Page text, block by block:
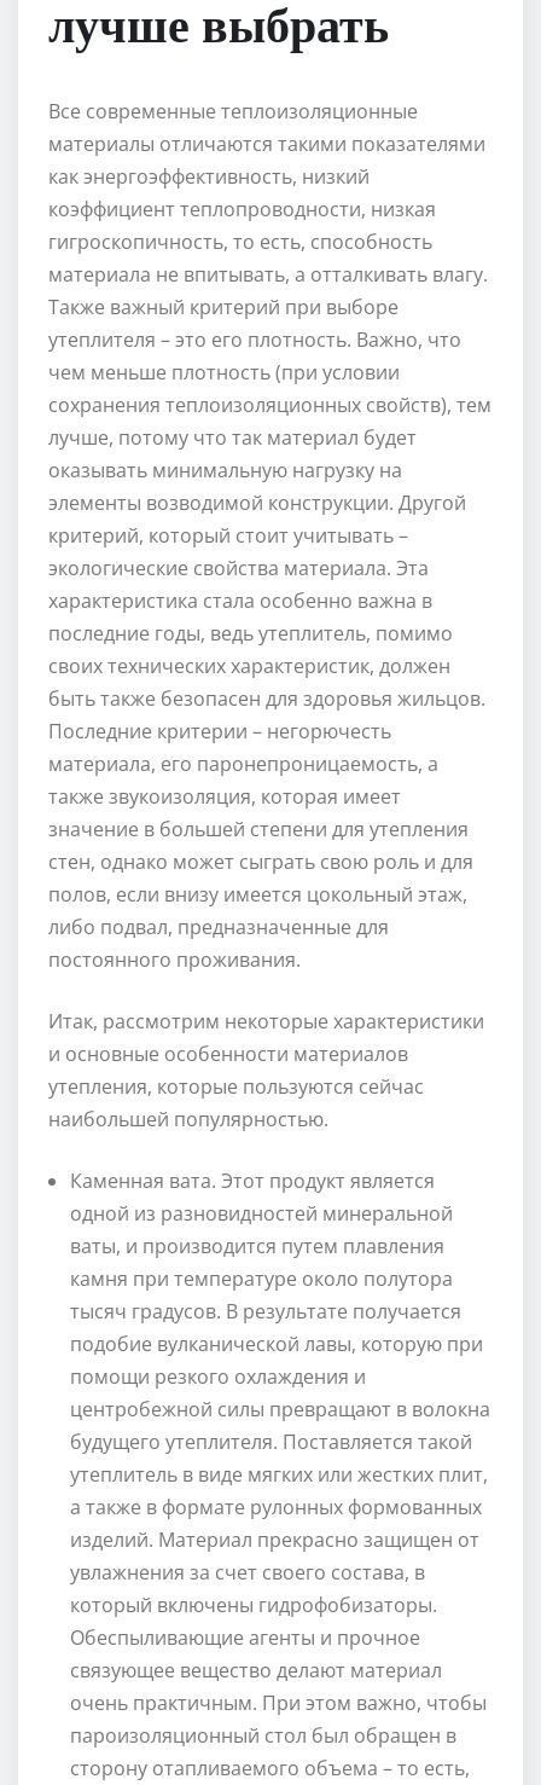
лучше выбрать
Все современные теплоизоляционные
материалы отличаются такими показателями
как энергоэффективность, низкий
коэффициент теплопроводности, низкая
гигроскопичность, то есть, способность
материала не впитывать, а отталкивать влагу.
Также важный критерий при выборе
утеплителя – это его плотность. Важно, что
чем меньше плотность (при условии
сохранения теплоизоляционных свойств), тем
лучше, потому что так материал будет
оказывать минимальную нагрузку на
элементы возводимой конструкции. Другой
критерий, который стоит учитывать –
экологические свойства материала. Эта
характеристика стала особенно важна в
последние годы, ведь утеплитель, помимо
своих технических характеристик, должен
быть также безопасен для здоровья жильцов.
Последние критерии – негорючесть
материала, его паронепроницаемость, а
также звукоизоляция, которая имеет
значение в большей степени для утепления
стен, однако может сыграть свою роль и для
полов, если внизу имеется цокольный этаж,
либо подвал, предназначенные для
постоянного проживания.
Итак, рассмотрим некоторые характеристики
и основные особенности материалов
утепления, которые пользуются сейчас
наибольшей популярностью.
Каменная вата. Этот продукт является
одной из разновидностей минеральной
ваты, и производится путем плавления
камня при температуре около полутора
тысяч градусов. В результате получается
подобие вулканической лавы, которую при
помощи резкого охлаждения и
центробежной силы превращают в волокна
будущего утеплителя. Поставляется такой
утеплитель в виде мягких или жестких плит,
а также в формате рулонных формованных
изделий. Материал прекрасно защищен от
увлажнения за счет своего состава, в
который включены гидрофобизаторы.
Обеспыливающие агенты и прочное
связующее вещество делают материал
очень практичным. При этом важно, чтобы
пароизоляционный стол был обращен в
сторону отапливаемого объема – то есть,